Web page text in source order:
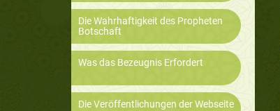
Die Wahrhaftigkeit des Propheten
Botschaft
Was das Bezeugnis Erfordert
Die Veröffentlichungen der Webseite